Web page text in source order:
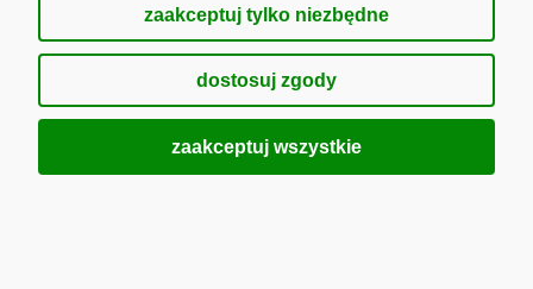
Do koszyka
zaakceptuj tylko niezbędne
dostosuj zgody
zaakceptuj wszystkie